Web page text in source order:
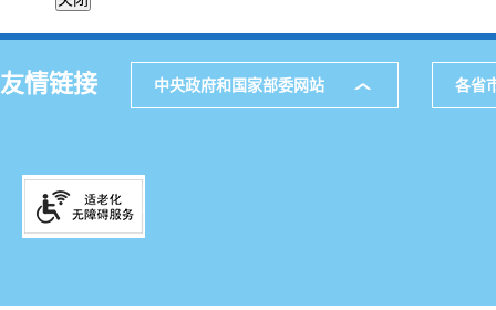
友情链接 中央政府和国家部委网站 各省